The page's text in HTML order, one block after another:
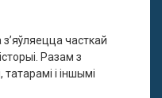
часткай
Разам з
татарамі і іншымі